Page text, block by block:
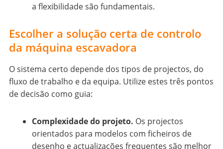
a flexibilidade são fundamentais.
Escolher a solução certa de controlo
da máquina escavadora
O sistema certo depende dos tipos de projectos, do
fluxo de trabalho e da equipa. Utilize estes três pontos
de decisão como guia:
Complexidade do projeto. Os projectos
orientados para modelos com ficheiros de
desenho e actualizações frequentes são melhor